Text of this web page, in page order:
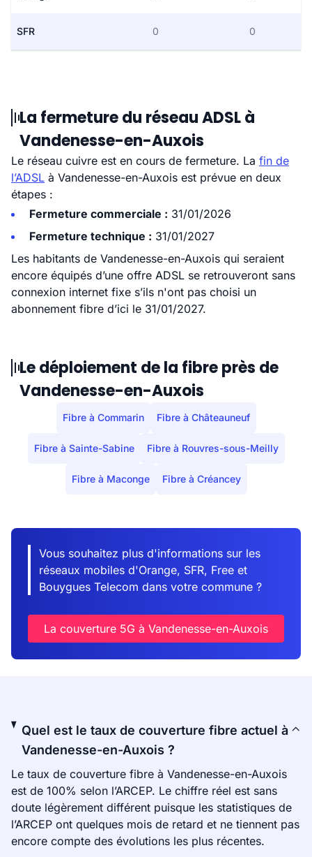
SFR 0 0
La fermeture du réseau ADSL à
Vandenesse-en-Auxois
Le réseau cuivre est en cours de fermeture. La fin de
l’ADSL à Vandenesse-en-Auxois est prévue en deux
étapes :
Fermeture commerciale : 31/01/2026
Fermeture technique : 31/01/2027
Les habitants de Vandenesse-en-Auxois qui seraient
encore équipés d’une offre ADSL se retrouveront sans
connexion internet fixe s’ils n'ont pas choisi un
abonnement fibre d’ici le 31/01/2027.
Le déploiement de la fibre près de
Vandenesse-en-Auxois
Fibre à Commarin Fibre à Châteauneuf
Fibre à Sainte-Sabine Fibre à Rouvres-sous-Meilly
Fibre à Maconge Fibre à Créancey
Vous souhaitez plus d'informations sur les
réseaux mobiles d'Orange, SFR, Free et
Bouygues Telecom dans votre commune ?
La couverture 5G à Vandenesse-en-Auxois
Quel est le taux de couverture fibre actuel à
Vandenesse-en-Auxois ?
Le taux de couverture fibre à Vandenesse-en-Auxois
est de 100% selon l’ARCEP. Le chiffre réel est sans
doute légèrement différent puisque les statistiques de
l’ARCEP ont quelques mois de retard et ne tiennent pas
encore compte des évolutions les plus récentes.